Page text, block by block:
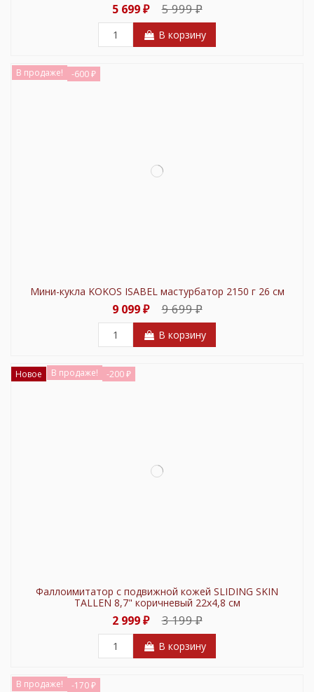
5 699 ₽ 5 999 ₽
В корзину
В продаже! -600 ₽
Мини-кукла KOKOS ISABEL мастурбатор 2150 г 26 см
9 099 ₽ 9 699 ₽
В корзину
В продаже! -200 ₽
Новое
Фаллоимитатор с подвижной кожей SLIDING SKIN
TALLEN 8,7" коричневый 22х4,8 см
2 999 ₽ 3 199 ₽
В корзину
В продаже! -170 ₽